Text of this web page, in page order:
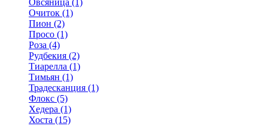
Овсяница (1)
Очиток (1)
Пион (2)
Просо (1)
Роза (4)
Рудбекия (2)
Тиарелла (1)
Тимьян (1)
Традесканция (1)
Флокс (5)
Хедера (1)
Хоста (15)